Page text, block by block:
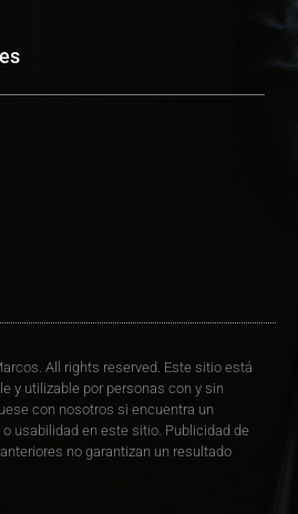
All rights reserved. Este sitio está
y utilizable por personas con y sin
con nosotros si encuentra un
usabilidad en este sitio. Publicidad de
no garantizan un resultado